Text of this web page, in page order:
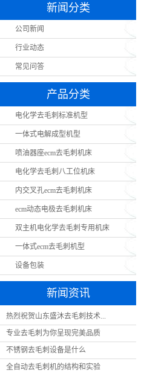
新闻分类
公司新闻
行业动态
常见问答
产品分类
电化学去毛刺标准机型
一体式电解成型机型
喷油器座ecm去毛刺机床
电化学去毛刺八工位机床
内交叉孔ecm去毛刺机床
ecm动态电极去毛刺机床
双主机电化学去毛刺专用机床
一体式ecm去毛刺机型
设备包装
新闻资讯
热烈祝贺山东盛沐去毛刺技术...
专业去毛刺为你呈现完美品质
不锈钢去毛刺设备是什么
全自动去毛刺机的结构和实验